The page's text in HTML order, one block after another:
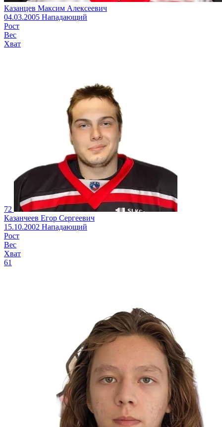
Казанцев Максим Алексеевич
04.03.2005 Нападающий
Рост
Вес
Хват
72
Казанчеев Егор Сергеевич
15.10.2002 Нападающий
Рост
Вес
Хват
61